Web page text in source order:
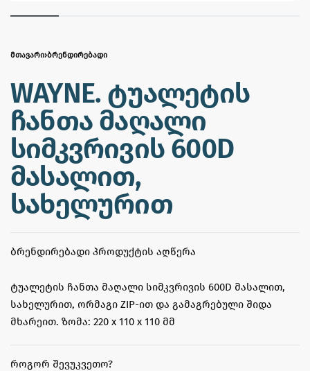
ᲛᲗᲐᲕᲐᲠᲘ›ᲑᲠᲔᲜᲓᲘᲠᲔᲑᲐᲓᲘ
WAYNE. ტუალეტის
ჩანთა მაღალი
სიმკვრივის 600D
მასალით,
სახელურით
ᲑᲠᲔᲜᲓᲘᲠᲔᲑᲐᲓᲘ ᲞᲠᲝᲓᲣᲥᲢᲘᲡ ᲐᲦᲬᲔᲠᲐ
ტუალეტის ჩანთა მაღალი სიმკვრივის 600D მასალით,
სახელურით, ორმაგი ZIP-ით და გამაგრებული შიდა
მხარეით. ზომა: 220 x 110 x 110 მმ
ᲠᲝᲒᲝᲠ ᲨᲔᲕᲣᲙᲕᲔᲗᲝ?